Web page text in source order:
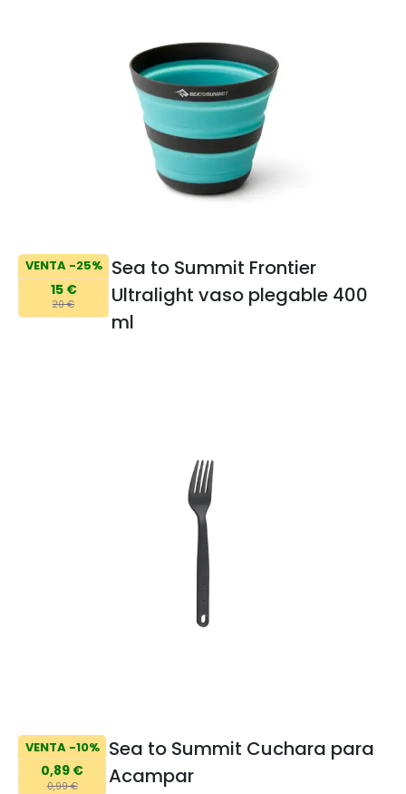
VENTA -25%
15 €
20 €
Sea to Summit Frontier
Ultralight vaso plegable 400
ml
VENTA -10%
0,89 €
0,99 €
Sea to Summit Cuchara para
Acampar